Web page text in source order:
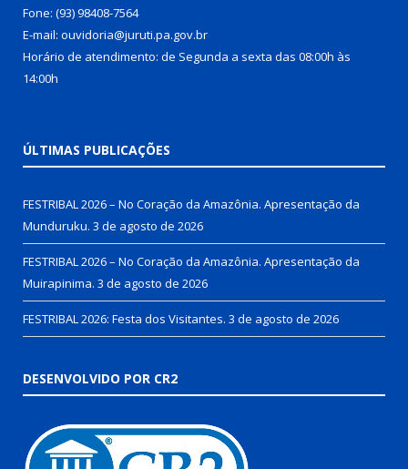
Fone: (93) 98408-7564
E-mail: ouvidoria@juruti.pa.gov.br
Horário de atendimento: de Segunda a sexta das 08:00h às
14:00h
ÚLTIMAS PUBLICAÇÕES
FESTRIBAL 2026 – No Coração da Amazônia. Apresentação da
Munduruku. 3 de agosto de 2026
FESTRIBAL 2026 – No Coração da Amazônia. Apresentação da
Muirapinima. 3 de agosto de 2026
FESTRIBAL 2026: Festa dos Visitantes. 3 de agosto de 2026
DESENVOLVIDO POR CR2